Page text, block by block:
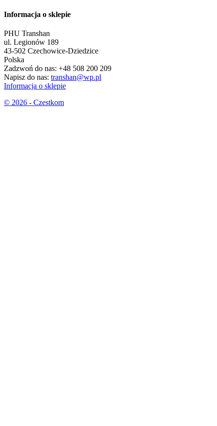
Informacja o sklepie
PHU Transhan
ul. Legionów 189
43-502 Czechowice-Dziedzice
Polska
Zadzwoń do nas: +48 508 200 209
Napisz do nas: transhan@wp.pl
Informacja o sklepie
© 2026 - Czestkom